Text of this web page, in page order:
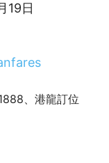
19日
、港龍訂位